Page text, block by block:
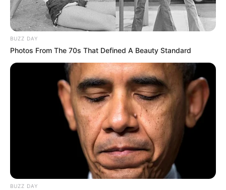
BUZZ DAY
Photos From The 70s That Defined A Beauty Standard
BUZZ DAY